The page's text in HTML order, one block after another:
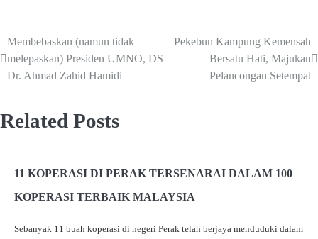
Membebaskan (namun tidak
melepaskan) Presiden UMNO, DS
Dr. Ahmad Zahid Hamidi
Pekebun Kampung Kemensah
Bersatu Hati, Majukan
Pelancongan Setempat
Related Posts
11 KOPERASI DI PERAK TERSENARAI DALAM 100
KOPERASI TERBAIK MALAYSIA
Sebanyak 11 buah koperasi di negeri Perak telah berjaya menduduki dalam